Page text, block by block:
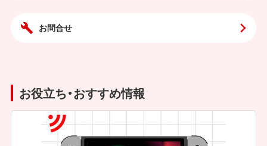
お問合せ
お役立ち・おすすめ情報